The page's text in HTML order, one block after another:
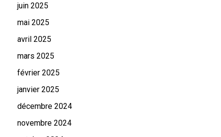
juin 2025
mai 2025
avril 2025
mars 2025
février 2025
janvier 2025
décembre 2024
novembre 2024